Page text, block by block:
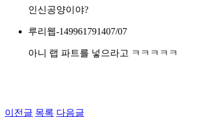
인신공양이야?
루리웹-149961791407/07
아니 랩 파트를 넣으라고 ㅋㅋㅋㅋㅋ
이전글 목록 다음글